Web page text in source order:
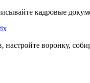
кадровые
настройте воронку,